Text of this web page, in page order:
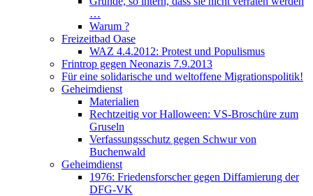
…
Warum ?
Freizeitbad Oase
WAZ 4.4.2012: Protest und Populismus
Frintrop gegen Neonazis 7.9.2013
Für eine solidarische und weltoffene Migrationspolitik!
Geheimdienst
Materialien
Rechtzeitig vor Halloween: VS-Broschüre zum
Gruseln
Verfassungsschutz gegen Schwur von
Buchenwald
Geheimdienst
1976: Friedensforscher gegen Diffamierung der
DFG-VK